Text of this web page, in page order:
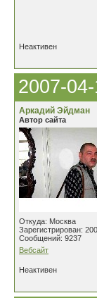
Неактивен
2007-
Аркадий Эйдман
Автор сайта
Откуда: Москва
Зарегистрирован:
Сообщений: 9237
Вебсайт
Неактивен